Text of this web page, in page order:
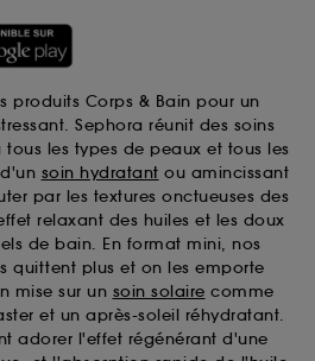
produits Corps & Bain pour un
Sephora réunit des soins
les types de peaux et tous les
soin hydratant ou amincissant
par les textures onctueuses des
relaxant des huiles et les doux
de bain. En format mini, nos
quittent plus et on les emporte
mise sur un soin solaire comme
et un après-soleil réhydratant.
adorer l'effet régénérant d'une